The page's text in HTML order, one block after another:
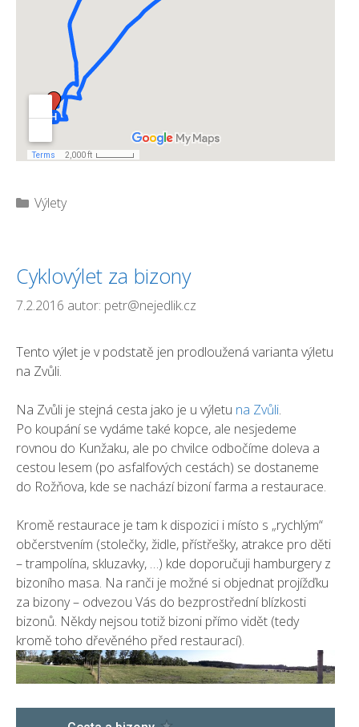
Rubriky
Výlety
Cyklovýlet za bizony
7.2.2016 autor: petr@nejedlik.cz
Tento výlet je v podstatě jen prodloužená varianta výletu
na Zvůli.
Na Zvůli je stejná cesta jako je u výletu na Zvůli.
Po koupání se vydáme také kopce, ale nesjedeme
rovnou do Kunžaku, ale po chvilce odbočíme doleva a
cestou lesem (po asfalfových cestách) se dostaneme
do Rožňova, kde se nachází bizoní farma a restaurace.
Kromě restaurace je tam k dispozici i místo s „rychlým“
občerstvením (stolečky, židle, přístřešky, atrakce pro děti
– trampolína, skluzavky, …) kde doporučuji hamburgery z
bizoního masa. Na ranči je možné si objednat projížďku
za bizony – odvezou Vás do bezprostřední blízkosti
bizonů. Někdy nejsou totiž bizoni přímo vidět (tedy
kromě toho dřevěného před restaurací).